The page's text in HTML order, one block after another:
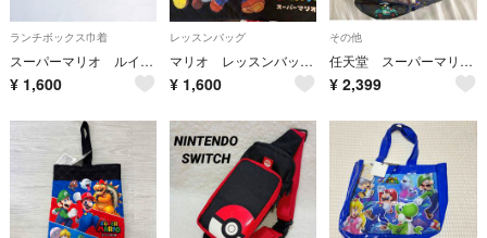
ランチボックス巾着
スーパーマリオ ルイージ 任天堂 お弁当袋 コップ袋 ランチョンマット
¥ 1,600
レッスンバッグ
マリオ レッスンバッグ 手提げ鞄
¥ 1,600
その他
任天堂 スーパーマリオ マリオカート ナップザック プールバッグ 2層式
¥ 2,399